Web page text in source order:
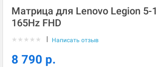
Матрица для Lenovo Legion 5-
165Hz FHD
★ ★ ★ ★ ★ | Написать отзыв
8 790 р.